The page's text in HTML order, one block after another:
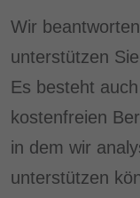
Wir
unterstützen
Es besteht
kostenfreien
in dem wir
unterstützen